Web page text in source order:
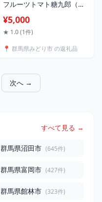
フルーツトマト糖九郎（M
¥5,000
★ 1.0 (1件)
📍 群馬県みどり市 の返礼品
次へ →
すべて見る →
群馬県沼田市 (645件)
群馬県富岡市 (427件)
群馬県館林市 (323件)